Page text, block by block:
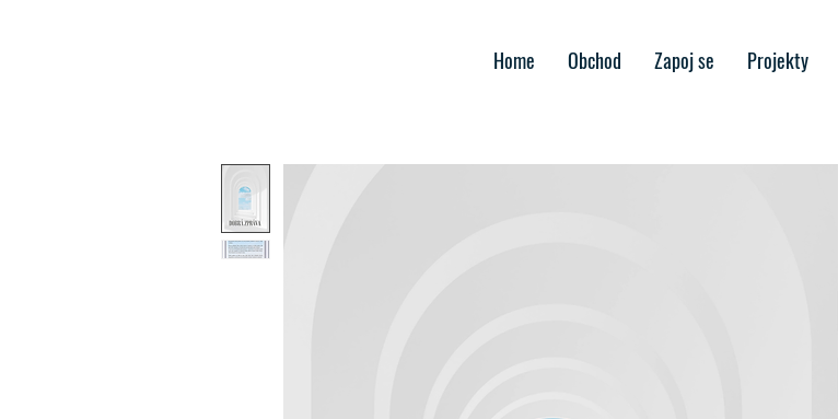
Home Obchod Zapoj se Projekty